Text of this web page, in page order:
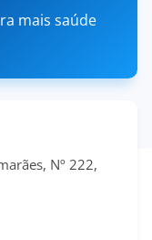
mais saúde
Nº 222,